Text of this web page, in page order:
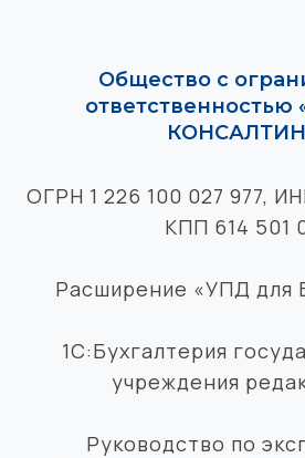
Общество с
ОГРН 1 226 100 027 977,
КПП 614 501
Расширение «УПД для
1С:Бухгалтерия
учреждения
Руководство по